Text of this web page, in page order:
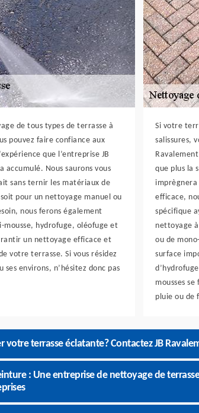
de tous types de terrasse à
pouvez faire confiance aux
que l’entreprise JB
accumulé. Nous saurons vous
sans ternir les matériaux de
pour un nettoyage manuel ou
nous ferons également
mousse, hydrofuge, oléofuge et
un nettoyage efficace et
votre terrasse. Si vous résidez
ses environs, n’hésitez donc pas
Si votre
salissures,
que plus la
efficace,
spécifique
nettoyage à
ou de
surface
mousses
pluie ou de
votre terrasse éclatante? Contactez JB
: Une entreprise de nettoyage de